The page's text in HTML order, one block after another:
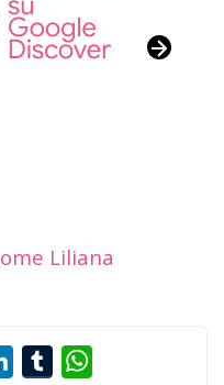
Liliana
LinkedInTumblr